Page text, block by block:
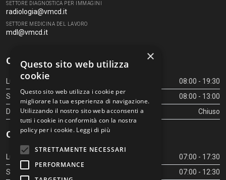
SETTORE DIAGNOSTICA PER IMMAGINI
radiologia@vmcd.it
SETTORE MEDICINA DEL LAVORO
mdl@vmcd.it
Orari Centro Diagnostico
Lunedì - Venerdì
08:00 - 19:30
Sabato
08:00 - 13:00
Domenica
Chiuso
Orari Centro Diagnostico
Lunedì - Venerdì
07:00 - 17:30
Sabato
07:00 - 12:30
×
Questo sito web utilizza
cookie
Questo sito web utilizza i cookie per
migliorare la tua esperienza di navigazione.
Utilizzando il nostro sito web acconsenti a
tutti i cookie in conformità con la nostra
policy per i cookie. Leggi di più
STRETTAMENTE NECESSARI
PERFORMANCE